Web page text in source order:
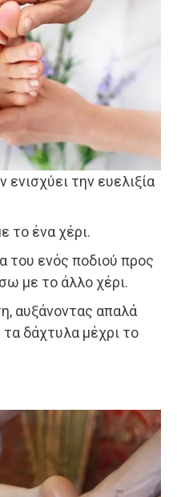
την ευελιξία
το ένα χέρι.
του ενός ποδιού προς
με το άλλο χέρι.
αυξάνοντας απαλά
τα δάχτυλα μέχρι το